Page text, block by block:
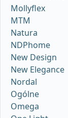
Mollyflex
MTM
Natura
NDPhome
New Design
New Elegance
Nordal
Ogólne
Omega